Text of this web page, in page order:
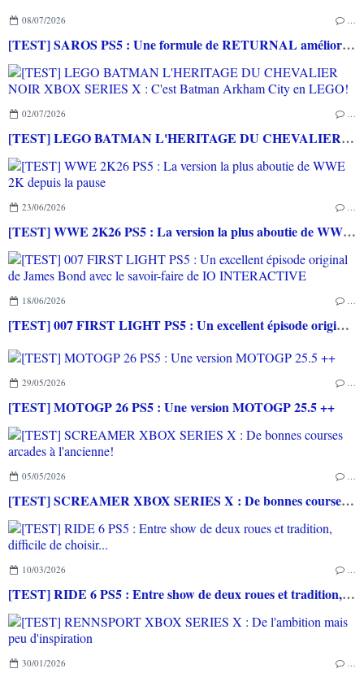
08/07/2026
[TEST] SAROS PS5 : Une formule de RETURNAL améliorée et interessante
02/07/2026
[TEST] LEGO BATMAN L'HERITAGE DU CHEVALIER NOIR XBOX SERIES X : C'est Batman Arkham City en LEGO!
23/06/2026
[TEST] WWE 2K26 PS5 : La version la plus aboutie de WWE 2K depuis la pause
18/06/2026
[TEST] 007 FIRST LIGHT PS5 : Un excellent épisode original de James Bond avec le savoir-faire de IO INTERACTIVE
29/05/2026
[TEST] MOTOGP 26 PS5 : Une version MOTOGP 25.5 ++
05/05/2026
[TEST] SCREAMER XBOX SERIES X : De bonnes courses arcades à l'ancienne!
10/03/2026
[TEST] RIDE 6 PS5 : Entre show de deux roues et tradition, difficile de choisir...
30/01/2026